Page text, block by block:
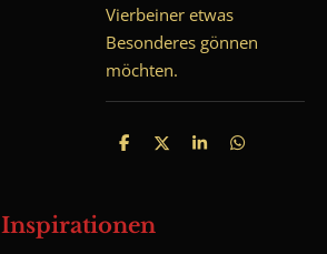
Vierbeiner etwas
Besonderes gönnen
möchten.
T
n
T
T
T
Inspirationen